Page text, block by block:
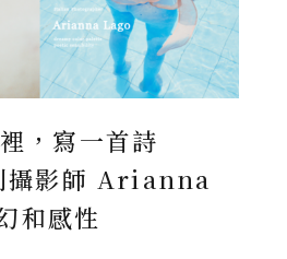
，寫一首詩
影師 Arianna
和感性